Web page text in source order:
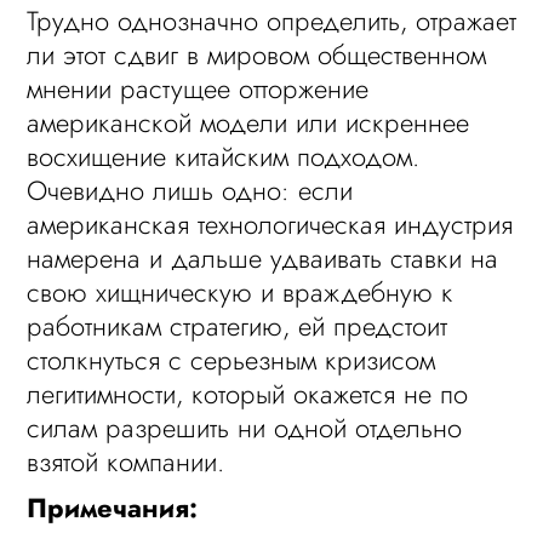
Трудно однозначно определить, отражает
ли этот сдвиг в мировом общественном
мнении растущее отторжение
американской модели или искреннее
восхищение китайским подходом.
Очевидно лишь одно: если
американская технологическая индустрия
намерена и дальше удваивать ставки на
свою хищническую и враждебную к
работникам стратегию, ей предстоит
столкнуться с серьезным кризисом
легитимности, который окажется не по
силам разрешить ни одной отдельно
взятой компании.
Примечания: